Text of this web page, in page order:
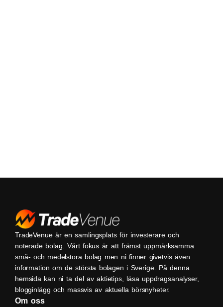
TradeVenue är en samlingsplats för investerare och
noterade bolag. Vårt fokus är att främst uppmärksamma
små- och medelstora bolag men ni finner givetvis även
information om de största bolagen i Sverige. På denna
hemsida kan ni ta del av aktietips, läsa uppdragsanalyser,
blogginlägg och massvis av aktuella börsnyheter.
Om oss